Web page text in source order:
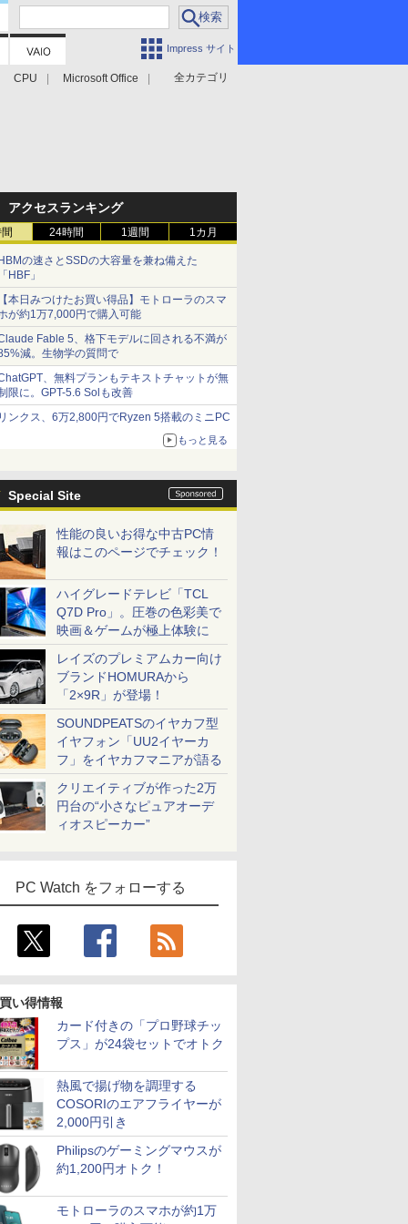
Impress サイト
全カテゴリ
CPU Microsoft Office
アクセスランキング
24時間 1週間 1カ月
の速さとSSDの大容量を兼ね備えた
HBF」
本日みつけたお買い得品】モトローラのスマ
が約1万7,000円で購入可能
Fable 5、格下モデルに回される不満が
減。生物学の質問で
、無料プランもテキストチャットが無
限に。GPT-5.6 Solも改善
ンクス、6万2,800円でRyzen 5搭載のミニPC
もっと見る
Special Site
性能の良いお得な中古PC情
報はこのページでチェック！
ハイグレードテレビ「TCL
Q7D Pro」。圧巻の色彩美で
映画＆ゲームが極上体験に
レイズのプレミアムカー向け
ブランドHOMURAから
「2×9R」が登場！
SOUNDPEATSのイヤカフ型
イヤフォン「UU2イヤーカ
フ」をイヤカフマニアが語る
クリエイティブが作った2万
円台の“小さなピュアオーデ
ィオスピーカー”
PC Watch をフォローする
い得情報
カード付きの「プロ野球チッ
プス」が24袋セットでオトク
熱風で揚げ物を調理する
COSORIのエアフライヤーが
2,000円引き
Philipsのゲーミングマウスが
約1,200円オトク！
モトローラのスマホが約1万